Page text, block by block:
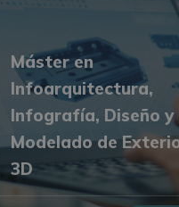
Máster en
Infoarquitectura,
Infografía, Diseño y
Modelado de
3D